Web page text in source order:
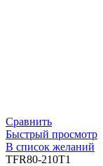
Сравнить
Быстрый просмотр
В список желаний
TFR80-210T1